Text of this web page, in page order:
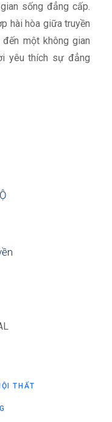
sống đẳng cấp.
hài hòa giữa truyền
một không gian
yêu thích sự đẳng
THẤT